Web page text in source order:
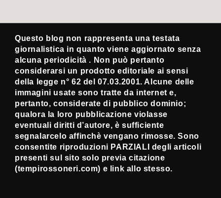
Questo blog non rappresenta una testata
giornalistica in quanto viene aggiornato senza
alcuna periodicità . Non può pertanto
considerarsi un prodotto editoriale ai sensi
della legge n° 62 del 07.03.2001. Alcune delle
immagini usate sono tratte da internet e,
pertanto, considerate di pubblico dominio;
qualora la loro pubblicazione violasse
eventuali diritti d’autore, è sufficiente
segnalarcelo affinchè vengano rimosse. Sono
consentite riproduzioni PARZIALI degli articoli
presenti sul sito solo previa citazione
(tempirossoneri.com) e link allo stesso.